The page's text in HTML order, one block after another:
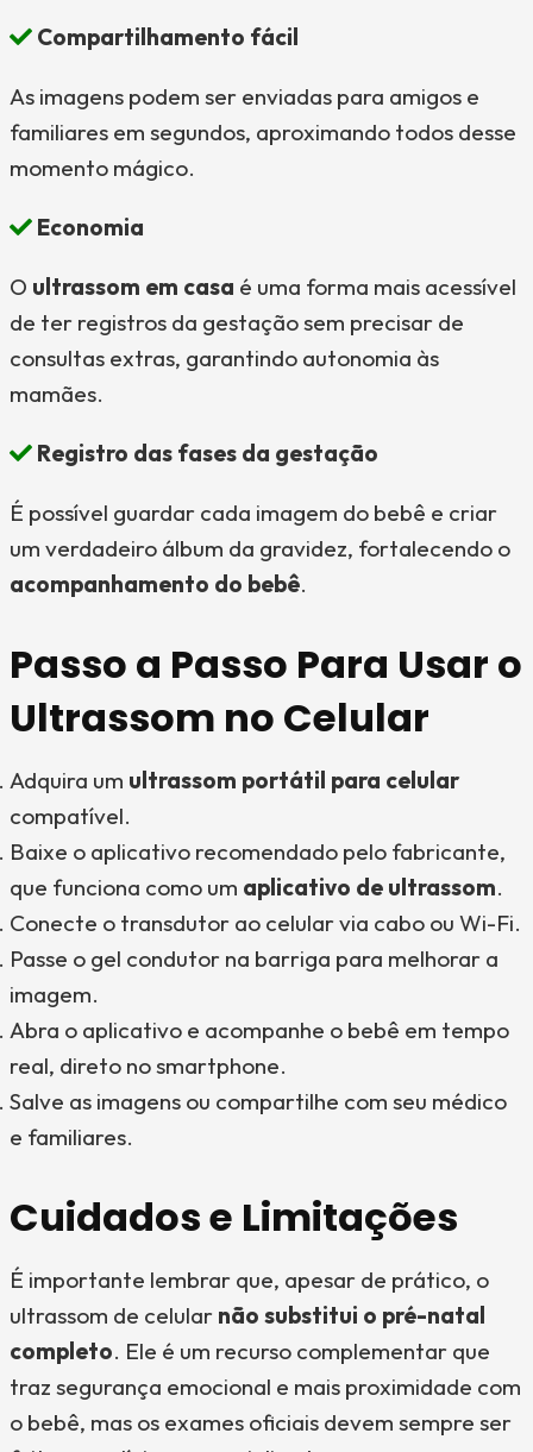
Compartilhamento fácil
As imagens podem ser enviadas para amigos e
familiares em segundos, aproximando todos desse
momento mágico.
Economia
O ultrassom em casa é uma forma mais acessível
de ter registros da gestação sem precisar de
consultas extras, garantindo autonomia às
mamães.
Registro das fases da gestação
É possível guardar cada imagem do bebê e criar
um verdadeiro álbum da gravidez, fortalecendo o
acompanhamento do bebê.
Passo a Passo Para Usar o
Ultrassom no Celular
Adquira um ultrassom portátil para celular
compatível.
Baixe o aplicativo recomendado pelo fabricante,
que funciona como um aplicativo de ultrassom.
Conecte o transdutor ao celular via cabo ou Wi-Fi.
Passe o gel condutor na barriga para melhorar a
imagem.
Abra o aplicativo e acompanhe o bebê em tempo
real, direto no smartphone.
Salve as imagens ou compartilhe com seu médico
e familiares.
Cuidados e Limitações
É importante lembrar que, apesar de prático, o
ultrassom de celular não substitui o pré-natal
completo. Ele é um recurso complementar que
traz segurança emocional e mais proximidade com
o bebê, mas os exames oficiais devem sempre ser